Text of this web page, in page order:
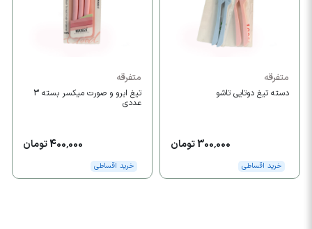
متفرقه
دسته تیغ دوتایی تاشو
300,000 تومان
خرید اقساطی
متفرقه
تیغ ابرو و صورت میکسر بسته 3
عددی
400,000 تومان
خرید اقساطی